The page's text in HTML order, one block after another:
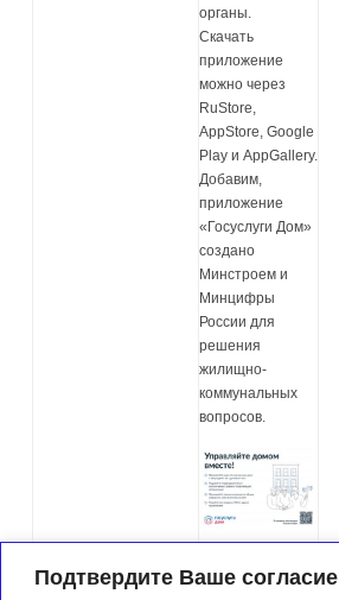
Подтвердите Ваше согласие
органы.
Скачать
приложение
можно через
RuStore,
AppStore, Google
Play и AppGallery.
Добавим,
приложение
«Госуслуги Дом»
создано
Минстроем и
Минцифры
России для
решения
жилищно-
коммунальных
вопросов.
This entry was